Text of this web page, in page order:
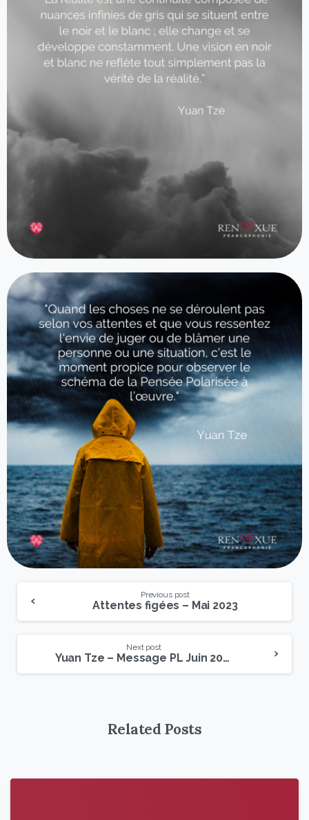
Previous post
Attentes figées – Mai 2023
Next post
Yuan Tze – Message PL Juin 2023
Related Posts